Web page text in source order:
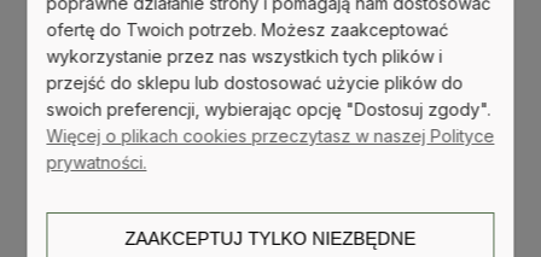
sprawami, które są niezależne od Ciebie.
Możesz zacząć żyć proaktywnie np. poprzez
zaprzestanie narzekania i użalania się nad sobą.
Kolejnym omawianym nawykiem jest
zaczynanie z wizją końca. Gdy miałem jeszcze
„jeśli każdy pomysł wydaje ci się genialny, to
ofertę do Twoich potrzeb. Możesz zaakceptować
wykorzystanie przez nas wszystkich tych plików i
przejść do sklepu lub dostosować użycie plików do
swoich preferencji, wybierając opcję "Dostosuj zgody".
Więcej o plikach cookies przeczytasz w naszej Polityce
prywatności.
ZAAKCEPTUJ TYLKO NIEZBĘDNE